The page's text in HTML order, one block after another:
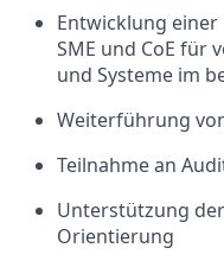
Entwicklung
SME und CoE für
und Systeme im
Weiterführung
Teilnahme an
Unterstützung
Orientierung